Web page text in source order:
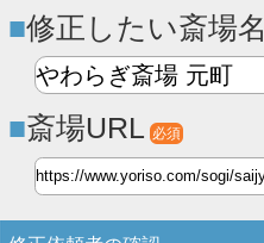
修正したい斎場名
斎場URL 必須